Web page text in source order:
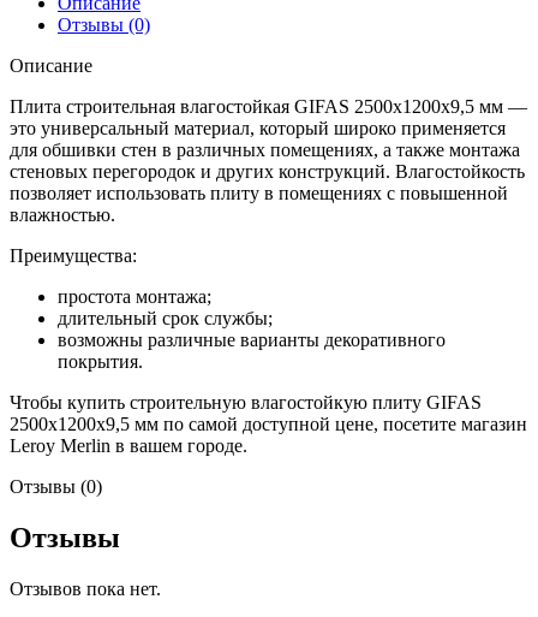
Отзывы (0)
Описание
Плита строительная влагостойкая GIFAS 2500x1200x9,5 мм —
это универсальный материал, который широко применяется
для обшивки стен в различных помещениях, а также монтажа
стеновых перегородок и других конструкций. Влагостойкость
позволяет использовать плиту в помещениях с повышенной
влажностью.
Преимущества:
простота монтажа;
длительный срок службы;
возможны различные варианты декоративного
покрытия.
Чтобы купить строительную влагостойкую плиту GIFAS
2500x1200x9,5 мм по самой доступной цене, посетите магазин
Leroy Merlin в вашем городе.
Отзывы (0)
Отзывы
Отзывов пока нет.